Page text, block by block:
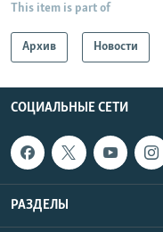
This item is part of
Архив Новости
СОЦИАЛЬНЫЕ СЕТИ
РАЗДЕЛЫ